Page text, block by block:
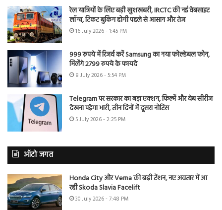
रेल यात्रियों के लिए बड़ी खुशखबरी, IRCTC की नई वेबसाइट
लॉन्च, टिकट बुकिंग होगी पहले से आसान और तेज
16 July 2026 - 1:45 PM
999 रुपये में रिजर्व करें Samsung का नया फोल्डेबल फोन,
मिलेंगे 2799 रुपये के फायदे
8 July 2026 - 5:54 PM
Telegram पर सरकार का बड़ा एक्शन, फिल्में और वेब सीरीज
देखना पड़ेगा भारी, तीन दिनों में दूसरा नोटिस
5 July 2026 - 2:25 PM
ऑटो जगत
Honda City और Verna की बढ़ी टेंशन, नए अवतार में आ
रही Skoda Slavia Facelift
30 July 2026 - 7:48 PM